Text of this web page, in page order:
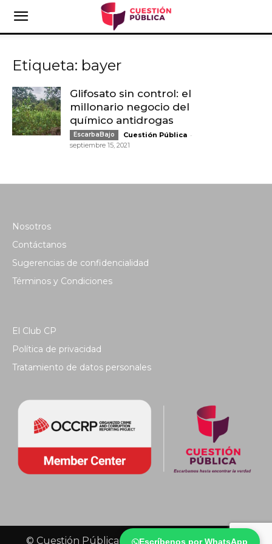
Escríbenos por WhatsApp
Etiqueta: bayer
Glifosato sin control: el
millonario negocio del
químico antidrogas
EscarbaBajo Cuestión Pública -
septiembre 15, 2021
Nosotros
Contáctanos
Sugerencias de confidencialidad
Términos y Condiciones
El Club CP
Política de privacidad
Tratamiento de datos personales
© Cuestión Pública 2018 - Todos los derechos